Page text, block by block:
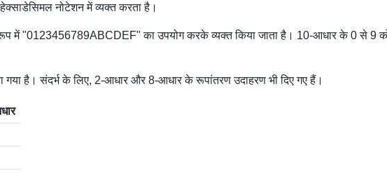
नोटेशन में व्यक्त करता है।
"0123456789ABCDEF" का उपयोग करके व्यक्त किया जाता है। 10-आधार के 0 से 9
गया है। संदर्भ के लिए, 2-आधार और 8-आधार के रूपांतरण उदाहरण भी दिए गए हैं।